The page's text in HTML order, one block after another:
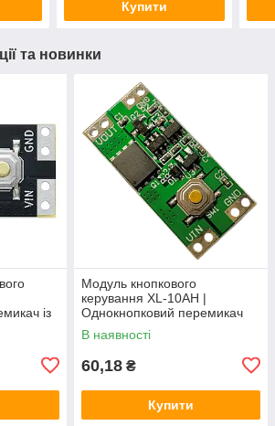
Купити
та новинки
із
Модуль кнопкового
керування XL-10AH |
Однокнопковий перемикач
10A | Модуль з фіксацією |
Широкий діапазон
В наявності
60,18 ₴
Купити